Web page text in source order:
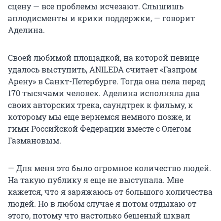
сцену — все проблемы исчезают. Слышишь
аплодисменты и крики поддержки, — говорит
Аделина.
Своей любимой площадкой, на которой певице
удалось выступить, ANILEDA считает «Газпром
Арену» в Санкт-Петербурге. Тогда она пела перед
170 тысячами человек. Аделина исполняла два
своих авторских трека, саундтрек к фильму, к
которому мы еще вернемся немного позже, и
гимн Российской Федерации вместе с Олегом
Газмановым.
— Для меня это было огромное количество людей.
На такую публику я еще не выступала. Мне
кажется, что я заряжаюсь от большого количества
людей. Но в любом случае я потом отдыхаю от
этого, потому что настолько бешеный шквал